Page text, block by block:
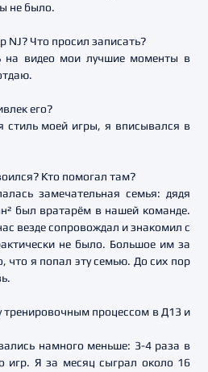
не было.
NJ? Что просил записать?
на видео мои лучшие моменты в
его?
стиль моей игры, я вписывался в
Кто помогал там?
замечательная семья: дядя
был вратарём в нашей команде.
везде сопровождал и знакомил с
не было. Большое им за
что я попал эту семью. До сих пор
тренировочным процессом в Д13 и
намного меньше: 3-4 раза в
игр. Я за месяц сыграл около 16